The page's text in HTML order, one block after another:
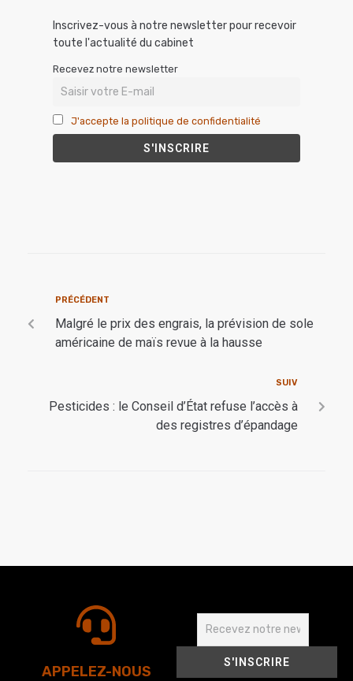
Inscrivez-vous à notre newsletter pour recevoir
toute l'actualité du cabinet
Recevez notre newsletter
J'accepte la politique de confidentialité
PRÉCÉDENT
Malgré le prix des engrais, la prévision de sole
américaine de maïs revue à la hausse
SUIV
Pesticides : le Conseil d’État refuse l’accès à
des registres d’épandage
APPELEZ-NOUS